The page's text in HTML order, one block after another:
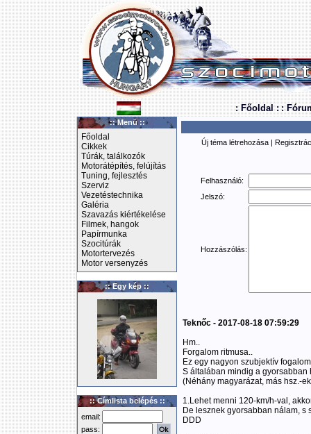
: Főoldal : :
:: Menü ::
Főoldal
Cikkek
Túrák, találkozók
Motorátépítés, felújítás
Tuning, fejlesztés
Szerviz
Vezetéstechnika
Galéria
Szavazás kiértékelése
Filmek, hangok
Papírmunka
Szocitúrák
Motortervezés
Motor versenyzés
:: Egy kép ::
:: Címlista belépés ::
email:
pass:
Új téma létrehozása |
Felhasználó:
Jelszó:
Hozzászólás:
Teknőc - 2017-08-18 07:59:29
Hm..
Forgalom ritmusa..
Ez egy nagyon szubjektív
S általában mindig a gyorsabban
(Néhány magyarázat, más hsz.-
1.Lehet menni 120-km/h-val,
De lesznek gyorsabban nálam, s
DDD